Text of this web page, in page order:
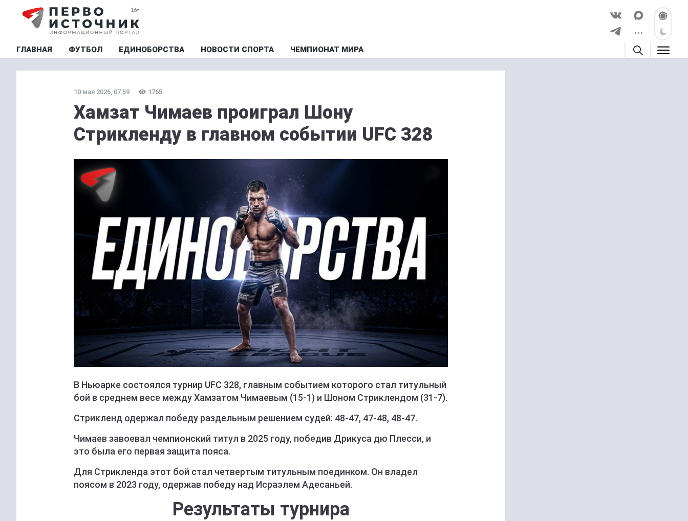
ГЛАВНАЯ ФУТБОЛ ЕДИНОБОРСТВА НОВОСТИ СПОРТА ЧЕМПИОНАТ МИРА
10 мая 2026, 07:59 1765
Хамзат Чимаев проиграл Шону
Стрикленду в главном событии UFC 328
В Ньюарке состоялся турнир UFC 328, главным событием которого стал титульный
бой в среднем весе между Хамзатом Чимаевым (15-1) и Шоном Стриклендом (31-7).
Стрикленд одержал победу раздельным решением судей: 48-47, 47-48, 48-47.
Чимаев завоевал чемпионский титул в 2025 году, победив Дрикуса дю Плесси, и
это была его первая защита пояса.
Для Стрикленда этот бой стал четвертым титульным поединком. Он владел
поясом в 2023 году, одержав победу над Исраэлем Адесаньей.
Результаты турнира